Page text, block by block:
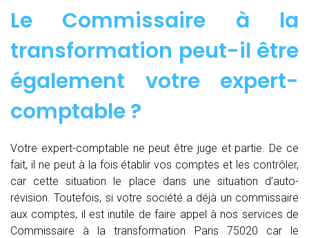
Le Commissaire à la
transformation peut-il être
également votre expert-
comptable ?
Votre expert-comptable ne peut être juge et partie. De ce
fait, il ne peut à la fois établir vos comptes et les contrôler,
car cette situation le place dans une situation d’auto-
révision. Toutefois, si votre société a déjà un commissaire
aux comptes, il est inutile de faire appel à nos services de
Commissaire à la transformation Paris 75020 car le